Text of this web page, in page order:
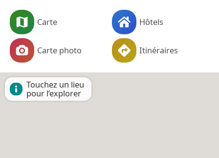
Carte Hôtels
Carte photo Itinéraires
Touchez un lieu
pour l’explorer